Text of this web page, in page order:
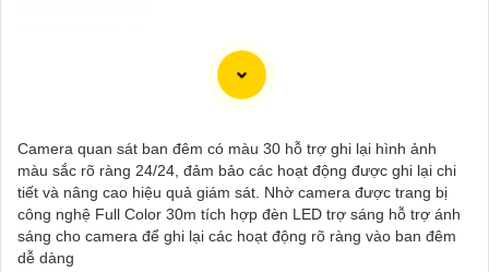
Dạ chắc chắn, đây là tư vấn của tôi về Camera Dahua chính
ninh và giám sát.⚒2: Để Hoàn toàn tin cậy mua Camera Dahua
chính hãng, bạn nên mua từ các cửa hàng uy tín hoặc các đại lý
chính thức của Dahua.☄️ 3:Mức giá của Camera Dahua có thể
thay đổi tùy vào model và chức năng của camera. Bạn nên tìm
hiểu kỹ trước khi đầu tư.🎖️4:Chất lượng của Camera Dahua
được đánh giá cao với độ phân giải cao, tính năng thông minh
Camera quan sát ban đêm có màu 30 hỗ trợ ghi lại hình ảnh
màu sắc rõ ràng 24/24, đảm bảo các hoạt động được ghi lại chi
tiết và nâng cao hiệu quả giám sát. Nhờ camera được trang bị
công nghệ Full Color 30m tích hợp đèn LED trợ sáng hỗ trợ ánh
sáng cho camera để ghi lại các hoạt động rõ ràng vào ban đêm
dễ dàng